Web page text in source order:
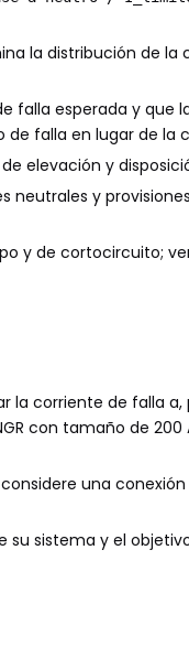
la distribución de la
falla esperada y que
falla en lugar de la
elevación y
neutrales y
y de cortocircuito;
la corriente de falla a,
con tamaño de 200
una
su sistema y el